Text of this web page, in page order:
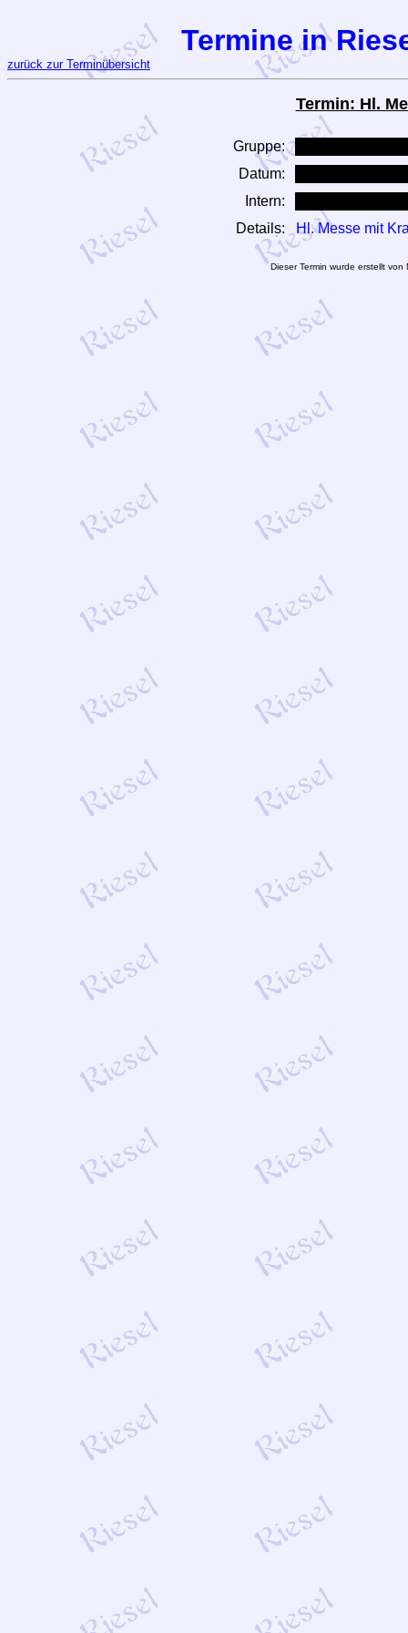
Termine in
zurück zur Terminübersicht
Termin: Hl.
Gruppe:
Datum:
Intern:
Details:
Hl. Messe mit
Dieser Termin wurde erstellt